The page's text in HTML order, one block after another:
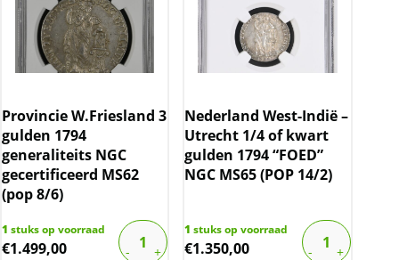
Provincie W.Friesland 3
gulden 1794
generaliteits NGC
gecertificeerd MS62
(pop 8/6)
1 stuks op voorraad
€1.499,00
Nederland West-Indië –
Utrecht 1/4 of kwart
gulden 1794 “FOED”
NGC MS65 (POP 14/2)
1 stuks op voorraad
€1.350,00